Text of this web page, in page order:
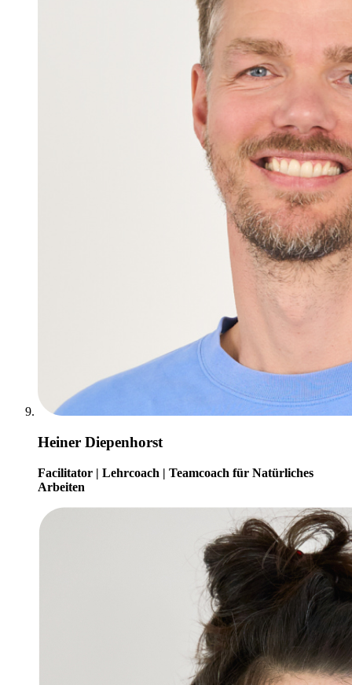
Heiner Diepenhorst
Facilitator | Lehrcoach | Teamcoach für Natürliches
Arbeiten